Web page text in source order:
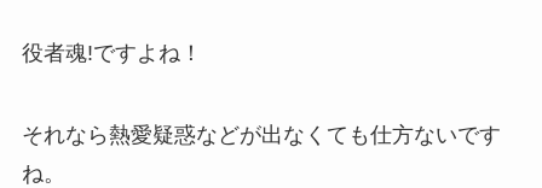
役者魂!ですよね！
それなら熱愛疑惑などが出なくても仕方ないです
ね。